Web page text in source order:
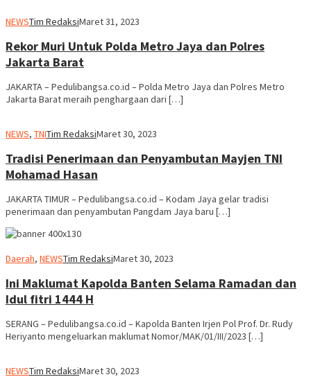
NEWSTim RedaksiMaret 31, 2023
Rekor Muri Untuk Polda Metro Jaya dan Polres
Jakarta Barat
JAKARTA – Pedulibangsa.co.id – Polda Metro Jaya dan Polres Metro
Jakarta Barat meraih penghargaan dari […]
NEWS, TNITim RedaksiMaret 30, 2023
Tradisi Penerimaan dan Penyambutan Mayjen TNI
Mohamad Hasan
JAKARTA TIMUR – Pedulibangsa.co.id – Kodam Jaya gelar tradisi
penerimaan dan penyambutan Pangdam Jaya baru […]
Daerah, NEWSTim RedaksiMaret 30, 2023
Ini Maklumat Kapolda Banten Selama Ramadan dan
Idul fitri 1444 H
SERANG – Pedulibangsa.co.id – Kapolda Banten Irjen Pol Prof. Dr. Rudy
Heriyanto mengeluarkan maklumat Nomor/MAK/01/III/2023 […]
NEWSTim RedaksiMaret 30, 2023